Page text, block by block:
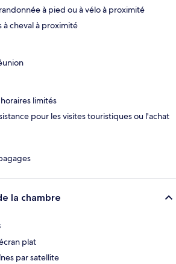
à pied ou à vélo à proximité
à cheval à proximité
limités
pour les visites touristiques ou l'achat
la chambre
plat
par satellite